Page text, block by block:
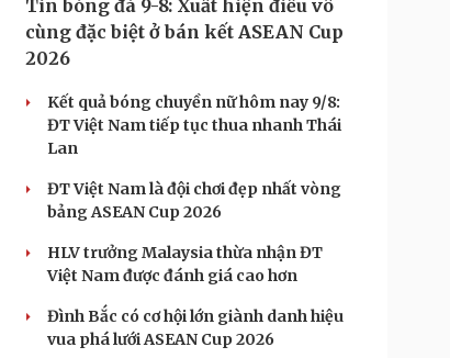
Podcast
Cửa sổ tình yêu
Kể chuyện cho bé
Hạt giống tâm hồn
Tin bóng đá 9-8: Xuất hiện điều vô
cùng đặc biệt ở bán kết ASEAN Cup
2026
Kết quả bóng chuyền nữ hôm nay 9/8:
ĐT Việt Nam tiếp tục thua nhanh Thái
Lan
ĐT Việt Nam là đội chơi đẹp nhất vòng
bảng ASEAN Cup 2026
HLV trưởng Malaysia thừa nhận ĐT
Việt Nam được đánh giá cao hơn
Đình Bắc có cơ hội lớn giành danh hiệu
vua phá lưới ASEAN Cup 2026